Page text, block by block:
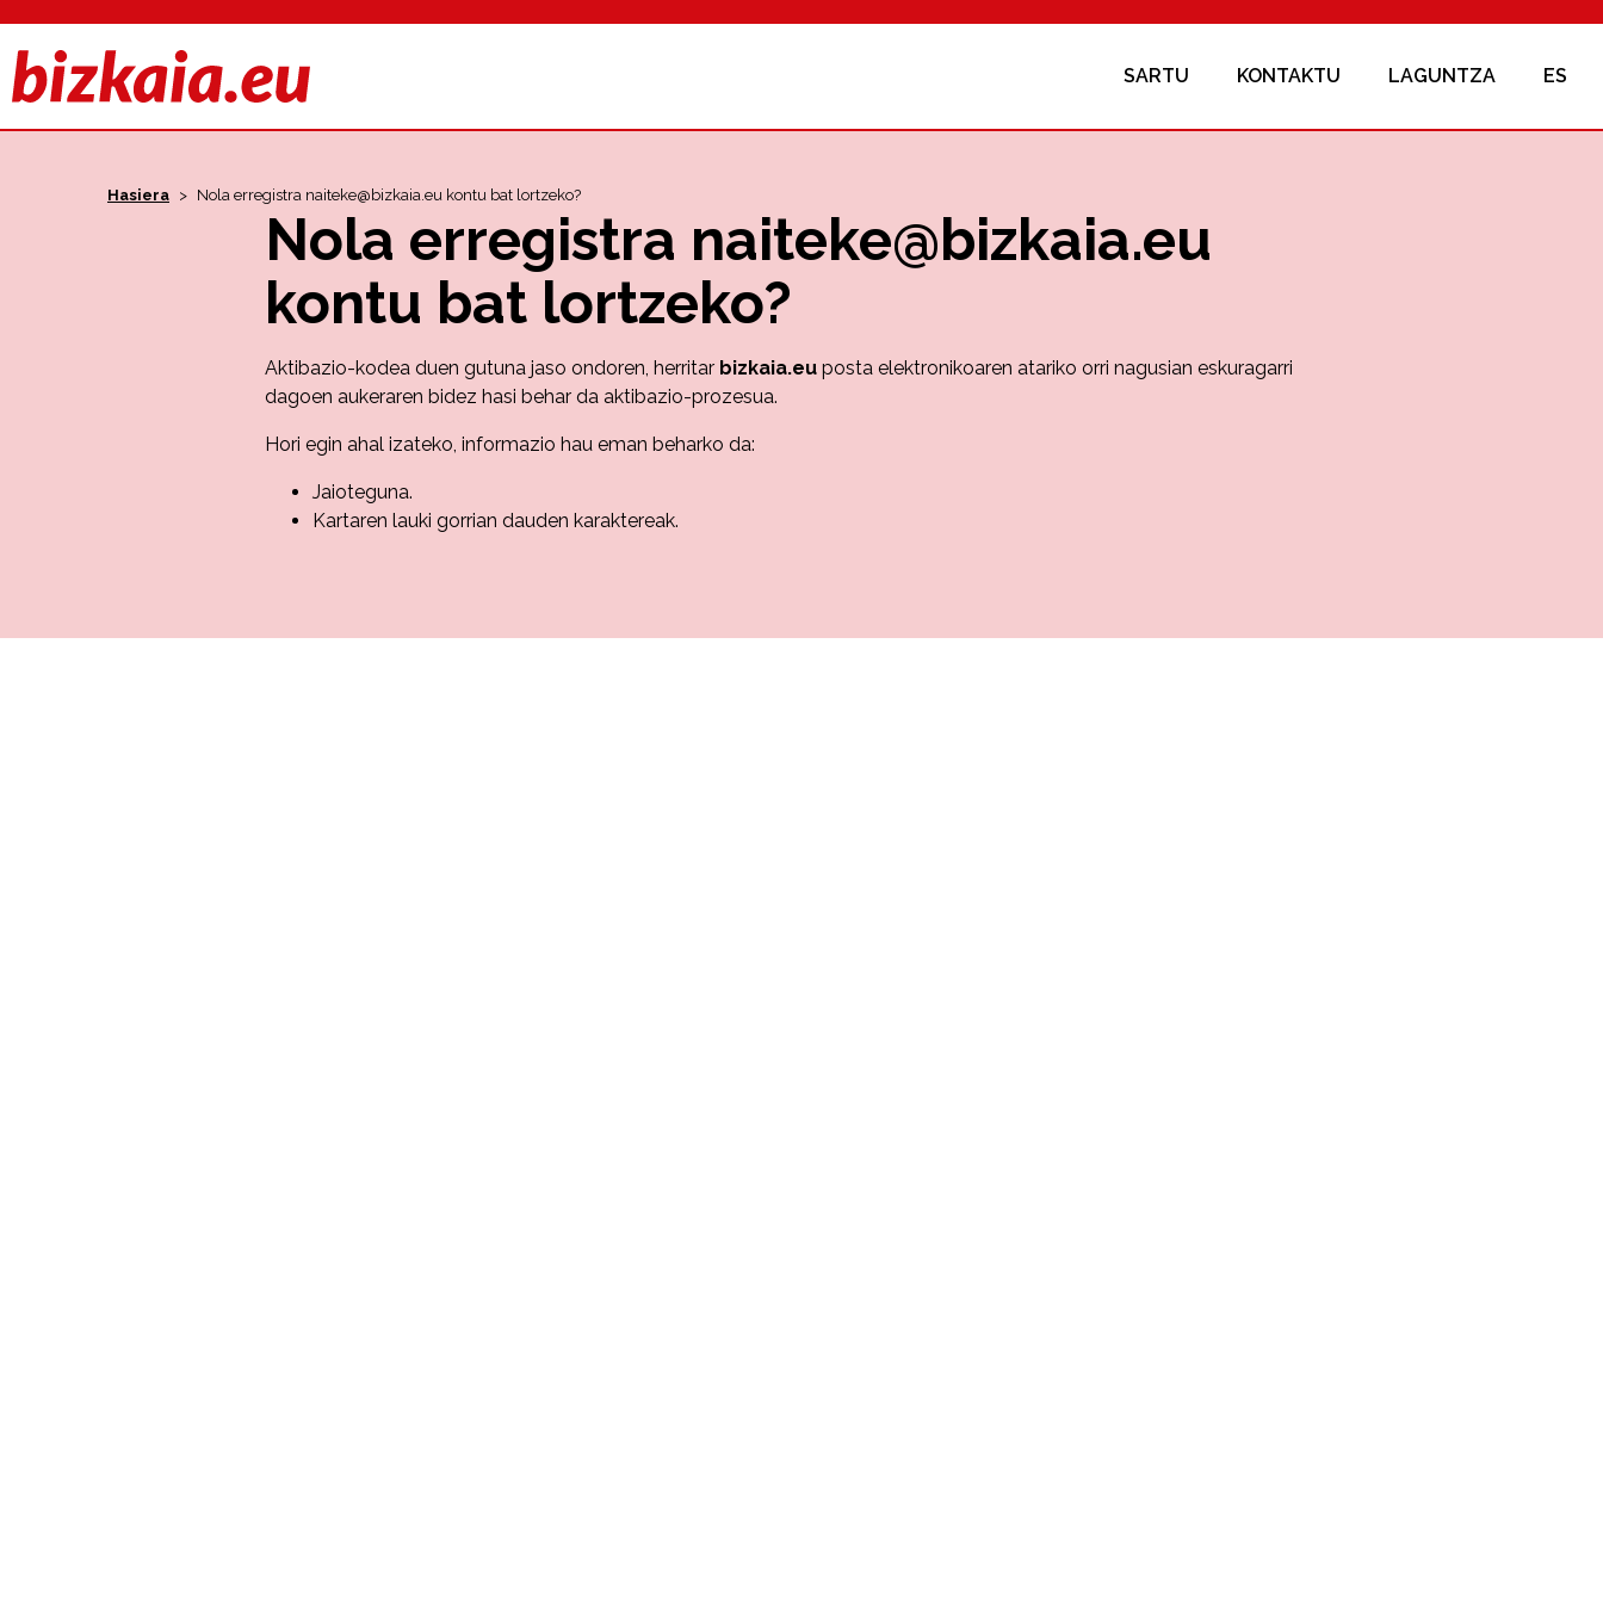
SARTU KONTAKTU LAGUNTZA ES
Hasiera > Nola erregistra naiteke@bizkaia.eu kontu bat lortzeko?
Nola erregistra naiteke@bizkaia.eu
kontu bat lortzeko?
Aktibazio-kodea duen gutuna jaso ondoren, herritar bizkaia.eu posta elektronikoaren atariko orri nagusian eskuragarri
dagoen aukeraren bidez hasi behar da aktibazio-prozesua.
Hori egin ahal izateko, informazio hau eman beharko da:
Jaioteguna.
Kartaren lauki gorrian dauden karaktereak.